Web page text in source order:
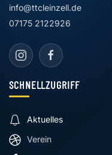
info@ttcleinzell.de
07175 2122926
SCHNELLZUGRIFF
Aktuelles
Verein